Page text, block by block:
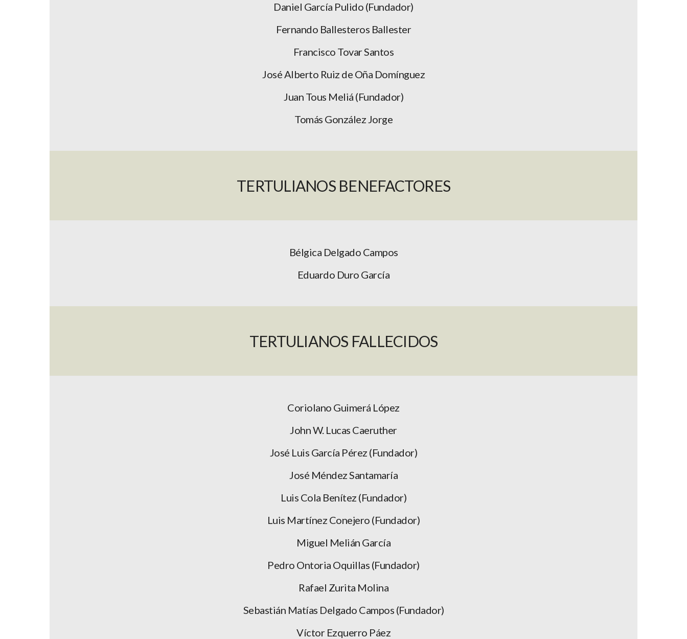
Daniel García Pulido (Fundador)
Fernando Ballesteros Ballester
Francisco Tovar Santos
José Alberto Ruiz de Oña Domínguez
Juan Tous Meliá (Fundador)
Tomás González Jorge
TERTULIANOS BENEFACTORES
Bélgica Delgado Campos
Eduardo Duro García
TERTULIANOS FALLECIDOS
Coriolano Guimerá López
John W. Lucas Caeruther
José Luis García Pérez (Fundador)
José Méndez Santamaría
Luis Cola Benítez (Fundador)
Luis Martínez Conejero (Fundador)
Miguel Melián García
Pedro Ontoria Oquillas (Fundador)
Rafael Zurita Molina
Sebastián Matías Delgado Campos (Fundador)
Víctor Ezquerro Páez